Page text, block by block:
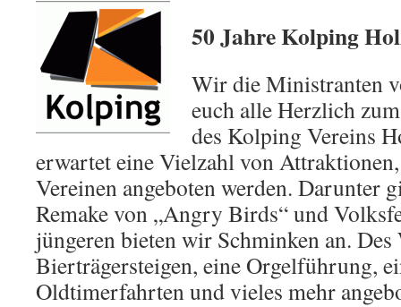
50 Jahre Kolping
Wir die Ministranten
euch alle Herzlich
des Kolping Vereins
erwartet eine Vielzahl von
Vereinen angeboten werden. Darunter
Remake von „Angry Birds“ und
jüngeren bieten wir Schminken an.
Bierträgersteigen, eine Orgelführung,
Oldtimerfahrten und vieles mehr